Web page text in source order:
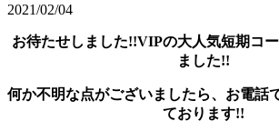
2021/02/04
お待たせしました!!VIPの大人気短期コ
ました!!
何か不明な点がございましたら、お電話
ております!!